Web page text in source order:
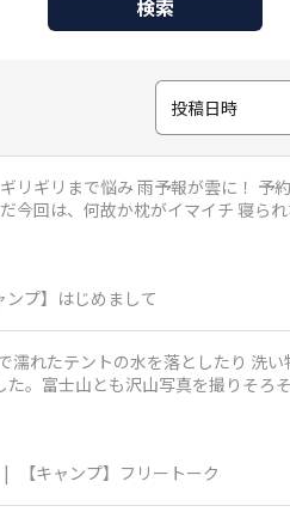
検索
投稿日時
今回は、何故か枕がイマイチ 寝ら
ンプ】はじめまして
も沢山写真を撮りそろそろ出発って頃から強
| 【キャンプ】フリートーク